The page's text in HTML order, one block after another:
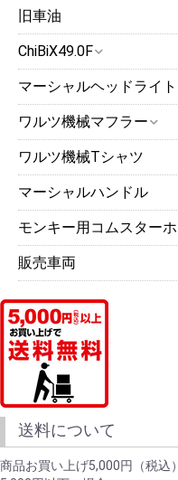
旧車油
ChiBiX49.0F
マーシャルヘッドライト
ワルツ機械マフラー
ワルツ機械Tシャツ
マーシャルハンドル
モンキー用コムスター
販売車両
送料について
商品お買い上げ5,000円（税込